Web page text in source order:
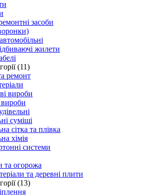
засоби
жилети
(11)
ремонт
вироби
вироби
суміші
сітка та плівка
хімія
системи
та огорожа
та деревні плити
(13)